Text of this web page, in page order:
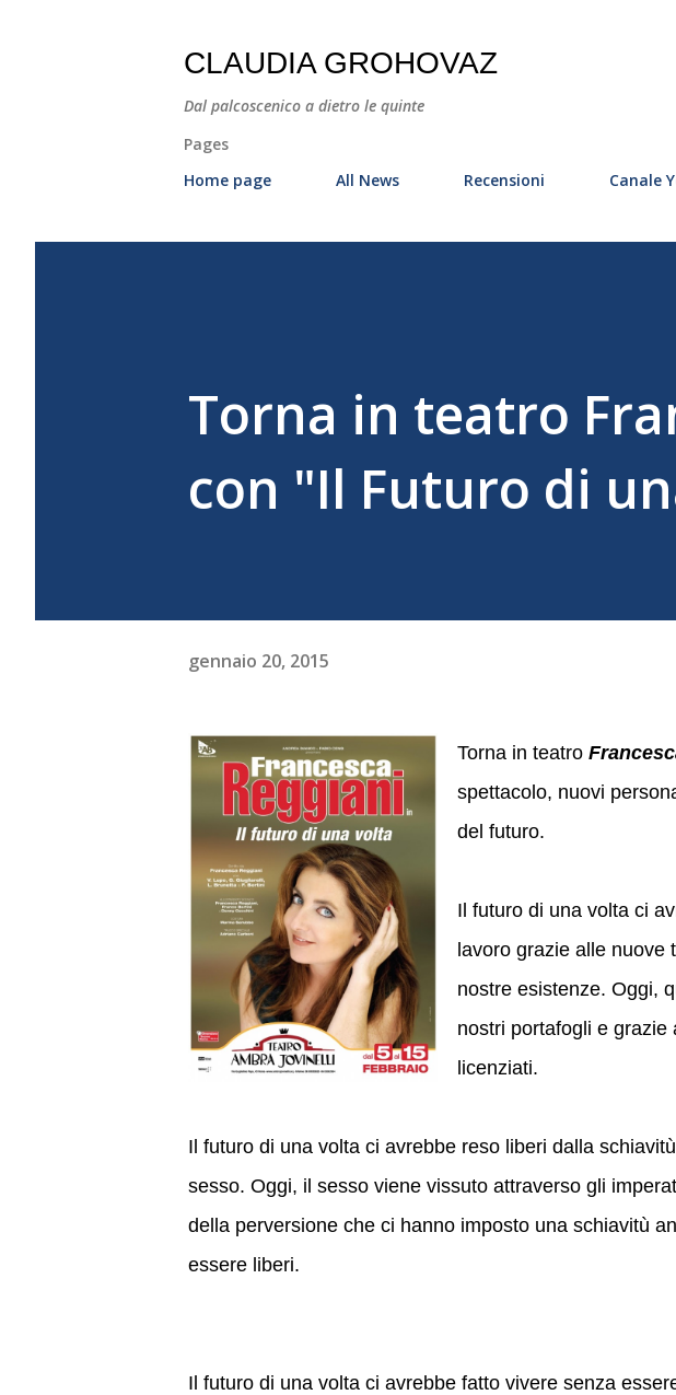
CLAUDIA GROHOVAZ
Dal palcoscenico a dietro le quinte
Pages
Home page
All News Recensioni Canale
Torna in teatro
con "Il Futuro di
gennaio 20, 2015
Torna in teatro
spettacolo, nuovi
del futuro.
Il futuro di una volta ci
lavoro grazie alle
nostre esistenze. Oggi,
nostri portafogli e
licenziati.
Il futuro di una volta ci avrebbe reso liberi dalla
sesso. Oggi, il sesso viene vissuto attraverso gli
della perversione che ci hanno imposto una schiavitù
essere liberi.
Il futuro di una volta ci avrebbe fatto vivere senza